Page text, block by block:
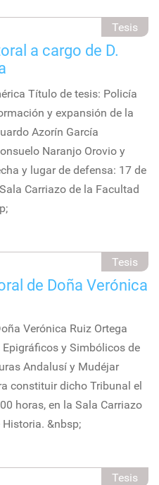
Tesis
a cargo de D.
Título de tesis: Policía
y expansión de la
Azorín García
Naranjo Orovio y
y lugar de defensa: 17 de
Carriazo de la Facultad
Tesis
de Doña Verónica
Verónica Ruiz Ortega
y Simbólicos de
Andalusí y Mudéjar
constituir dicho Tribunal el
horas, en la Sala Carriazo
&nbsp;
Tesis